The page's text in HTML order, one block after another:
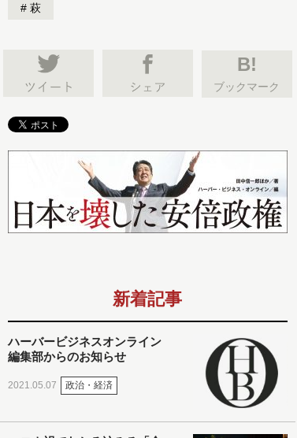
萩
B!
ブックマーク
新着記事
ハーバービジネスオンライン
編集部からのお知らせ
2021.05.07 政治・経済